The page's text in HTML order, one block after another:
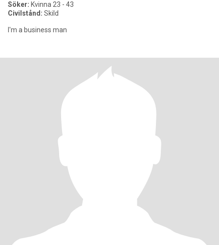
Söker: Kvinna 23 - 43
Civilstånd: Skild
I'm a business man